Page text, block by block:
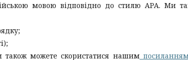
мовою відповідно до стилю APA. Ми
також можете скористатися нашим